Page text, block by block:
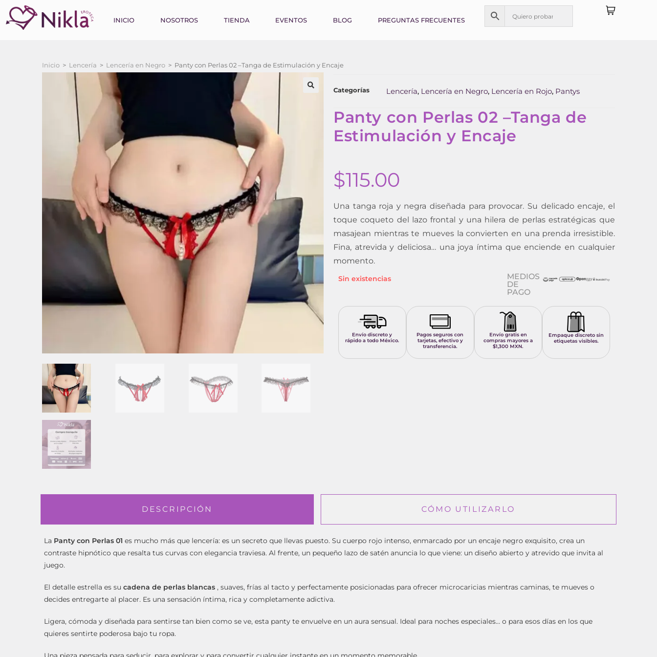
INICIO NOSOTROS TIENDA EVENTOS BLOG PREGUNTAS FRECUENTES
Inicio > Lencería > Lencería en Negro > Panty con Perlas 02 –Tanga de Estimulación y Encaje
Categorías Lencería, Lencería en Negro, Lencería en Rojo, Pantys
Panty con Perlas 02 –Tanga de
Estimulación y Encaje
$115.00
Una tanga roja y negra diseñada para provocar. Su delicado encaje, el
toque coqueto del lazo frontal y una hilera de perlas estratégicas que
masajean mientras te mueves la convierten en una prenda irresistible.
Fina, atrevida y deliciosa… una joya íntima que enciende en cualquier
momento.
Sin existencias
MEDIOS
DE
PAGO
Envío discreto y
rápido a todo México.
Pagos seguros con
tarjetas, efectivo y
transferencia.
Envío gratis en
compras mayores a
$1,300 MXN.
Empaque discreto sin
etiquetas visibles.
DESCRIPCIÓN CÓMO UTILIZARLO
La Panty con Perlas 01 es mucho más que lencería: es un secreto que llevas puesto. Su cuerpo rojo intenso, enmarcado por un encaje negro exquisito, crea un
contraste hipnótico que resalta tus curvas con elegancia traviesa. Al frente, un pequeño lazo de satén anuncia lo que viene: un diseño abierto y atrevido que invita al
juego.
El detalle estrella es sucadena de perlas blancas , suaves, frías al tacto y perfectamente posicionadas para ofrecer microcaricias mientras caminas, te mueves o
decides entregarte al placer. Es una sensación íntima, rica y completamente adictiva.
Ligera, cómoda y diseñada para sentirse tan bien como se ve, esta panty te envuelve en un aura sensual. Ideal para noches especiales… o para esos días en los que
quieres sentirte poderosa bajo tu ropa.